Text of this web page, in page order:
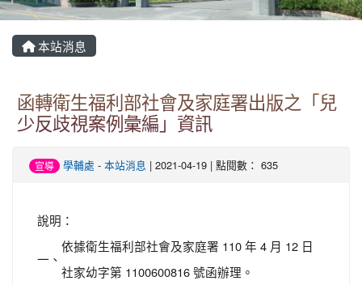
本站消息
函轉衛生福利部社會及家庭署出版之「兒
少反歧視案例彙編」資訊
宣導 學輔處 - 本站消息 | 2021-04-19 | 點閱數： 635
說明：
一、
依據衛生福利部社會及家庭署 110 年 4 月 12 日
社家幼字第 1100600816 號函辦理。